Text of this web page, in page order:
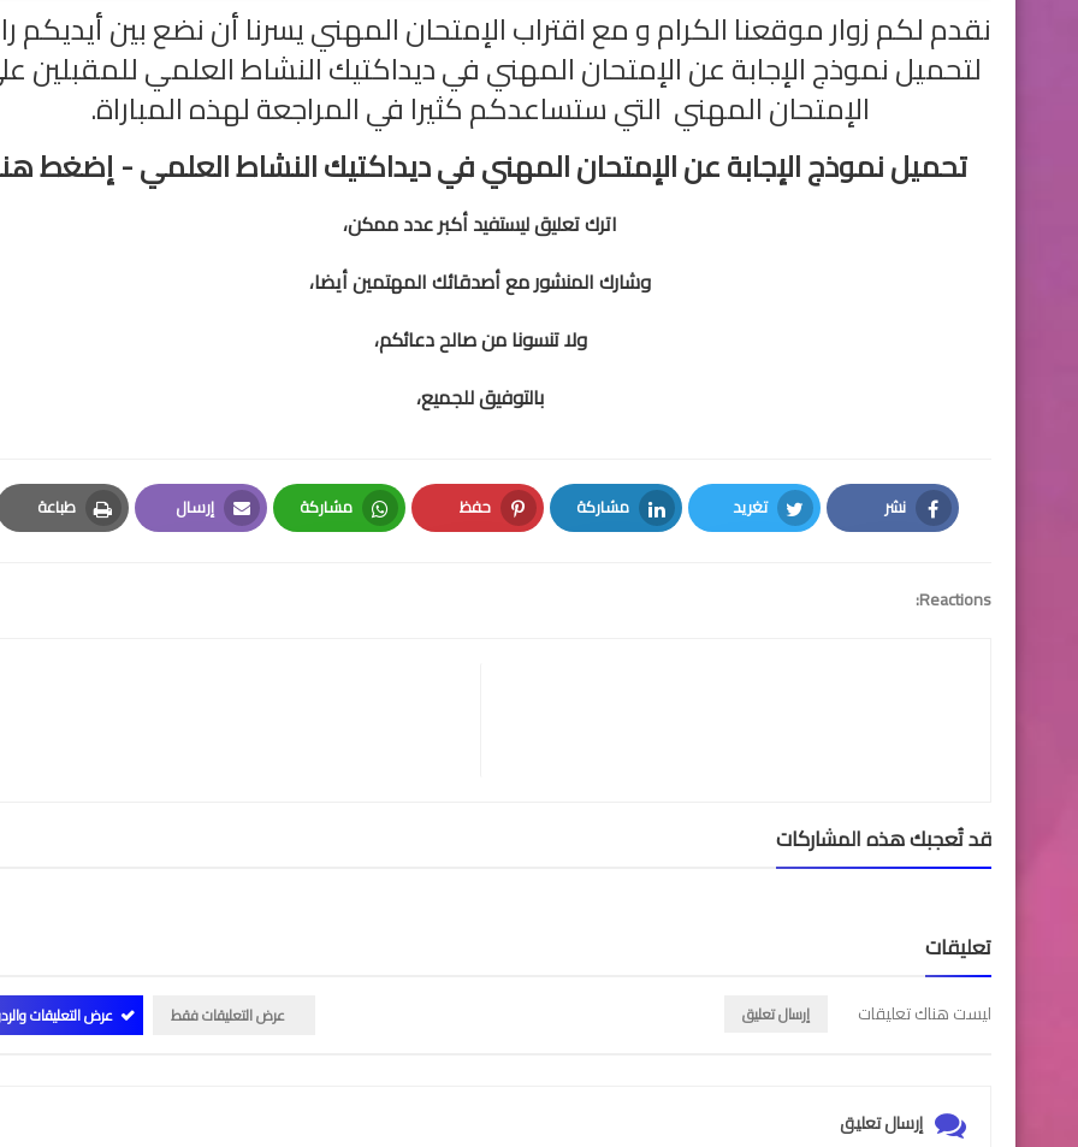
نقدم لكم زوار موقعنا الكرام و مع اقتراب الإمتحان المهني يسرنا أن نضع بين أيديكم
لتحميل نموذج الإجابة عن الإمتحان المهني في ديداكتيك النشاط العلمي للمقبلين
الإمتحان المهني التي ستساعدكم كثيرا في المراجعة لهذه المباراة.
تحميل نموذج الإجابة عن الإمتحان المهني في ديداكتيك النشاط العلمي - إضغط
اترك تعليق ليستفيد أكبر عدد ممكن،
وشارك المنشور مع أصدقائك المهتمين أيضا،
ولا تنسونا من صالح دعائكم،
بالتوفيق للجميع،
نشر
Facebook
تغريد
Twitter
مشاركة
LinkedIn
حفظ
Pinterest
مشاركة
Whatsapp
إرسال
Email
طباعة
Print
Reactions:
قد تُعجبك هذه المشاركات
تعليقات
ليست هناك تعليقات إرسال تعليق عرض التعليقات فقط عرض التعليقات
إرسال تعليق